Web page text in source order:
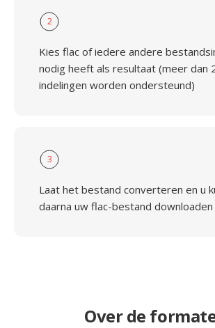
2
Kies flac of iedere andere
nodig heeft als resultaat (meer dan
indelingen worden ondersteund)
3
Laat het bestand converteren en u
daarna uw flac-bestand downloaden
Over de